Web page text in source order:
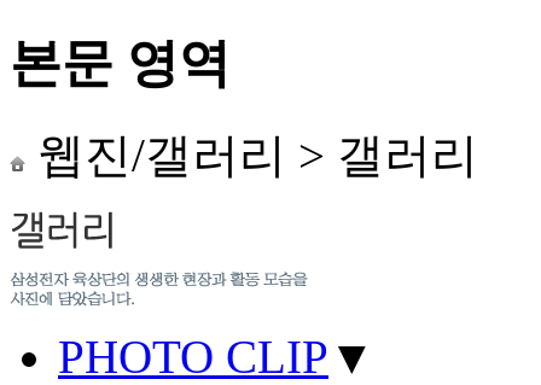
본문 영역
웹진/갤러리 > 갤러리
PHOTO CLIP ▼